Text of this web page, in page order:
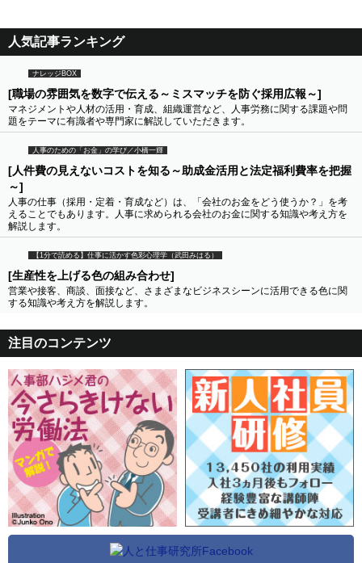
人気記事ランキング
ナレッジBOX
[職場の雰囲気を数字で伝える～ミスマッチを防ぐ採用広報～]
マネジメントや人材の活用・育成、組織運営など、人事労務に関する課題や問
題をテーマに有識者や専門家に解説していただきます。
人事のための「お金」の学び／小橋一輝
[人件費の見えないコストを知る～助成金活用と法定福利費率を把握
～]
人事の仕事（採用・定着・育成など）は、「会社のお金をどう使うか？」を考
えることでもあります。人事に求められる会社のお金に関する知識や考え方を
解説します。
【1分で読める】仕事に活かす色彩心理学（武田みはる）
[生産性を上げる色の組み合わせ]
営業や接客、商談、面接など、さまざまなビジネスシーンに活用できる色に関
する知識や考え方を解説します。
注目のコンテンツ